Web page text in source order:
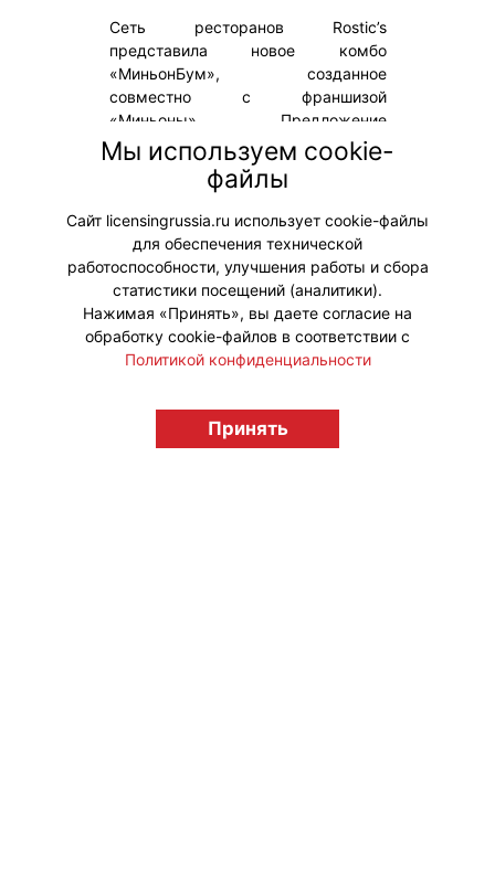
Сеть ресторанов Rostic’s
представила новое комбо
«МиньонБум», созданное
совместно с франшизой
«Миньоны». Предложение
включает тематические игрушки,
новую линейку сырных бургеров и
будет поэтапно доступно в
ресторанах сети.
#Коллаборации
licensingrussia.ru, 2009-2026 12+
Мы используем cookie-
файлы
Сайт licensingrussia.ru использует cookie-файлы
для обеспечения технической
работоспособности, улучшения работы и сбора
статистики посещений (аналитики).
Нажимая «Принять», вы даете согласие на
обработку cookie-файлов в соответствии с
Политикой конфиденциальности
Принять